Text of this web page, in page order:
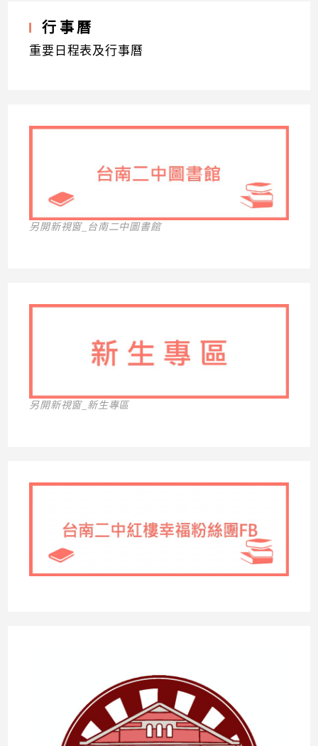
行事曆
重要日程表及行事曆
另開新視窗_台南二中圖書館
另開新視窗_新生專區